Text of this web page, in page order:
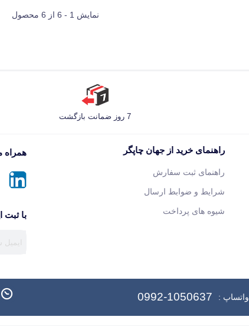
نمایش 1 - 6 از 6 محصول
7 روز ضمانت بازگشت
راهنمای خرید از جهان چاپگر
راهنمای ثبت سفارش
شرایط و ضوابط ارسال
شیوه های پرداخت
همراه
با ثبت
واتساپ : 0992-1050637